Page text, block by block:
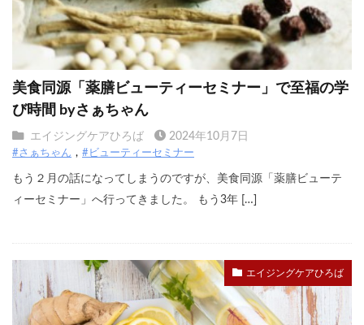
美食同源「薬膳ビューティーセミナー」で至福の学
び時間 byさぁちゃん
エイジングケアひろば 2024年10月7日
#さぁちゃん #ビューティーセミナー
もう２月の話になってしまうのですが、美食同源「薬膳ビューテ
ィーセミナー」へ行ってきました。 もう3年 […]
エイジングケアひろば